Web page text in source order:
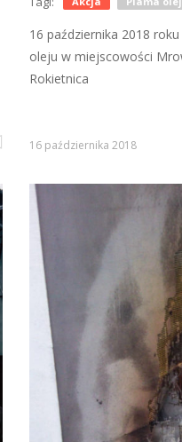
16 października 2018
oleju w miejscowości
Rokietnica
16 października 2018